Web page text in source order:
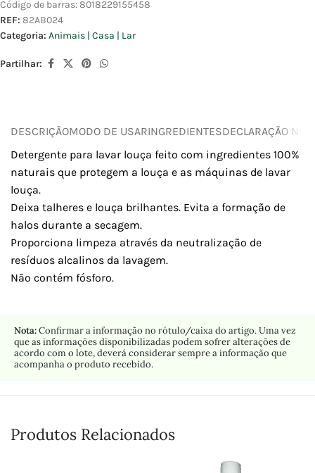
Código de barras:8018229155458
REF: 82AB024
Categoria: Animais | Casa | Lar
Partilhar:
DESCRIÇÃOMODO DE USARINGREDIENTESDECLARAÇÃO
Detergente para lavar louça feito com ingredientes 100%
naturais que protegem a louça e as máquinas de lavar
louça.
Deixa talheres e louça brilhantes. Evita a formação de
halos durante a secagem.
Proporciona limpeza através da neutralização de
resíduos alcalinos da lavagem.
Não contém fósforo.
Nota:Confirmar a informação no rótulo/caixa do artigo. Uma vez
que as informações disponibilizadas podem sofrer alterações de
acordo com o lote, deverá considerar sempre a informação que
acompanha o produto recebido.
Produtos Relacionados